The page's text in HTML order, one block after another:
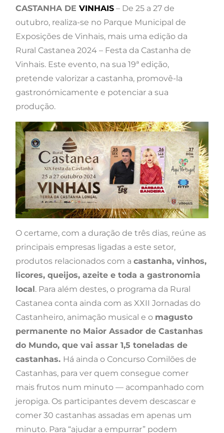
CASTANHA DE VINHAIS – De 25 a 27 de
outubro, realiza-se no Parque Municipal de
Exposições de Vinhais, mais uma edição da
Rural Castanea 2024 – Festa da Castanha de
Vinhais. Este evento, na sua 19ª edição,
pretende valorizar a castanha, promovê-la
gastronómicamente e potenciar a sua
produção.
O certame, com a duração de três dias, reúne as
principais empresas ligadas a este setor,
produtos relacionados com a castanha, vinhos,
licores, queijos, azeite e toda a gastronomia
local . Para além destes, o programa da Rural
Castanea conta ainda com as XXII Jornadas do
Castanheiro, animação musical e o magusto
permanente no Maior Assador de Castanhas
do Mundo, que vai assar 1,5 toneladas de
castanhas. Há ainda o Concurso Comilões de
Castanhas, para ver quem consegue comer
mais frutos num minuto — acompanhado com
jeropiga. Os participantes devem descascar e
comer 30 castanhas assadas em apenas um
minuto. Para “ajudar a empurrar” podem